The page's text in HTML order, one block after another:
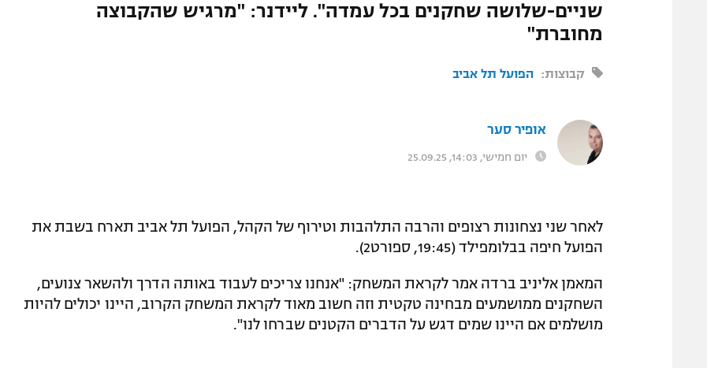
שניים-שלושה שחקנים בכל עמדה". ליידנר: "מרגיש שהקבוצה
מחוברת"
קבוצות: הפועל תל אביב
אופיר סער
יום חמישי, 14:03, 25.09.25
לאחר שני נצחונות רצופים והרבה התלהבות וטירוף של הקהל, הפועל תל אביב תארח בשבת את
הפועל חיפה בבלומפילד (19:45, ספורט2).
המאמן אליניב ברדה אמר לקראת המשחק: "אנחנו צריכים לעבוד באותה הדרך ולהשאר צנועים,
השחקנים ממושמעים מבחינה טקטית וזה חשוב מאוד לקראת המשחק הקרוב, היינו יכולים להיות
מושלמים אם היינו שמים דגש על הדברים הקטנים שברחו לנו".